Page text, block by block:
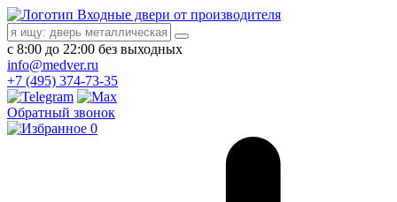
Входные двери от производителя
с 8:00 до 22:00 без выходных
info@medver.ru
+7 (495) 374-73-35
Обратный звонок
0